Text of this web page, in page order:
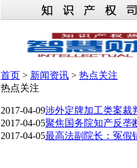
首页 > 新闻资讯 > 热点关注
热点关注
2017-04-09涉外定牌加工类案
2017-04-05聚焦国务院知产反垄
2017-04-05最高法副院长：冤假